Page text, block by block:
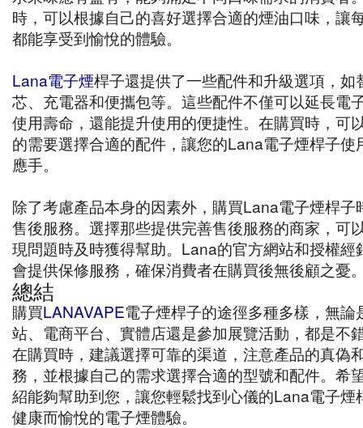
時，可以根據自己的喜好選擇合適的煙油口味，讓
都能享受到愉悅的體驗。
Lana電子煙桿子還提供了一些配件和升級選項，如
芯、充電器和便攜包等。這些配件不僅可以延長電
使用壽命，還能提升使用的便捷性。在購買時，可
的需要選擇合適的配件，讓您的Lana電子煙桿子使
應手。
除了考慮產品本身的因素外，購買Lana電子煙桿子
售後服務。選擇那些提供完善售後服務的商家，可
現問題時及時獲得幫助。Lana的官方網站和授權經
會提供保修服務，確保消費者在購買後無後顧之憂
總結
購買LANAVAPE電子煙桿子的途徑多種多樣，無論
站、電商平台、實體店還是參加展覽活動，都是不
在購買時，建議選擇可靠的渠道，注意產品的真偽
務，並根據自己的需求選擇合適的型號和配件。希
紹能夠幫助到您，讓您輕鬆找到心儀的Lana電子煙
健康而愉悅的電子煙體驗。